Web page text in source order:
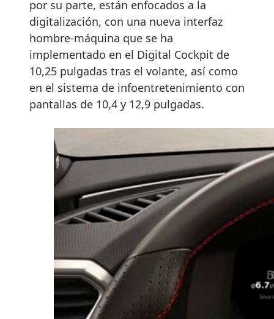
por su parte, están enfocados a la
digitalización, con una nueva interfaz
hombre-máquina que se ha
implementado en el Digital Cockpit de
10,25 pulgadas tras el volante, así como
en el sistema de infoentretenimiento con
pantallas de 10,4 y 12,9 pulgadas.